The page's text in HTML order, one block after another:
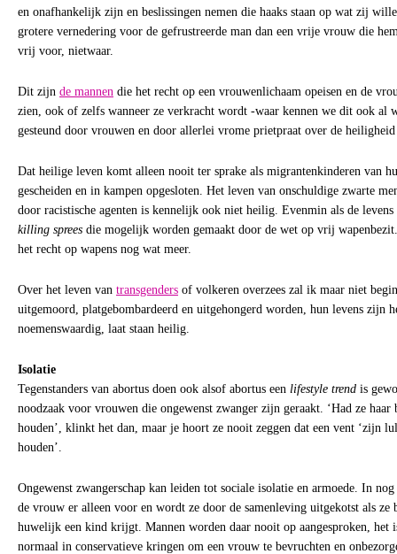
en onafhankelijk zijn en beslissingen nemen die haaks staan op wat zij
grotere vernedering voor de gefrustreerde man dan een vrije vrouw die
vrij voor, nietwaar.
Dit zijn de mannen die het recht op een vrouwenlichaam opeisen en de
zien, ook of zelfs wanneer ze verkracht wordt -waar kennen we dit ook al
gesteund door vrouwen en door allerlei vrome prietpraat over de
Dat heilige leven komt alleen nooit ter sprake als migrantenkinderen van
gescheiden en in kampen opgesloten. Het leven van onschuldige zwarte
door racistische agenten is kennelijk ook niet heilig. Evenmin als de
killing sprees die mogelijk worden gemaakt door de wet op vrij
het recht op wapens nog wat meer.
Over het leven van transgenders of volkeren overzees zal ik maar niet
uitgemoord, platgebombardeerd en uitgehongerd worden, hun levens zijn
noemenswaardig, laat staan heilig.
Isolatie
Tegenstanders van abortus doen ook alsof abortus een lifestyle trend is
noodzaak voor vrouwen die ongewenst zwanger zijn geraakt. ‘Had ze haar
houden’, klinkt het dan, maar je hoort ze nooit zeggen dat een vent ‘zijn
houden’.
Ongewenst zwangerschap kan leiden tot sociale isolatie en armoede. In
de vrouw er alleen voor en wordt ze door de samenleving uitgekotst als ze
huwelijk een kind krijgt. Mannen worden daar nooit op aangesproken, het
normaal in conservatieve kringen om een vrouw te bevruchten en